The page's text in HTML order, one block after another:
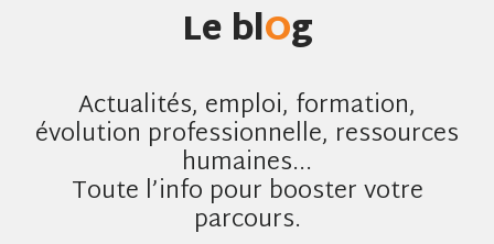
Le blOg
Actualités, emploi, formation,
évolution professionnelle, ressources
humaines...
Toute l’info pour booster votre
parcours.